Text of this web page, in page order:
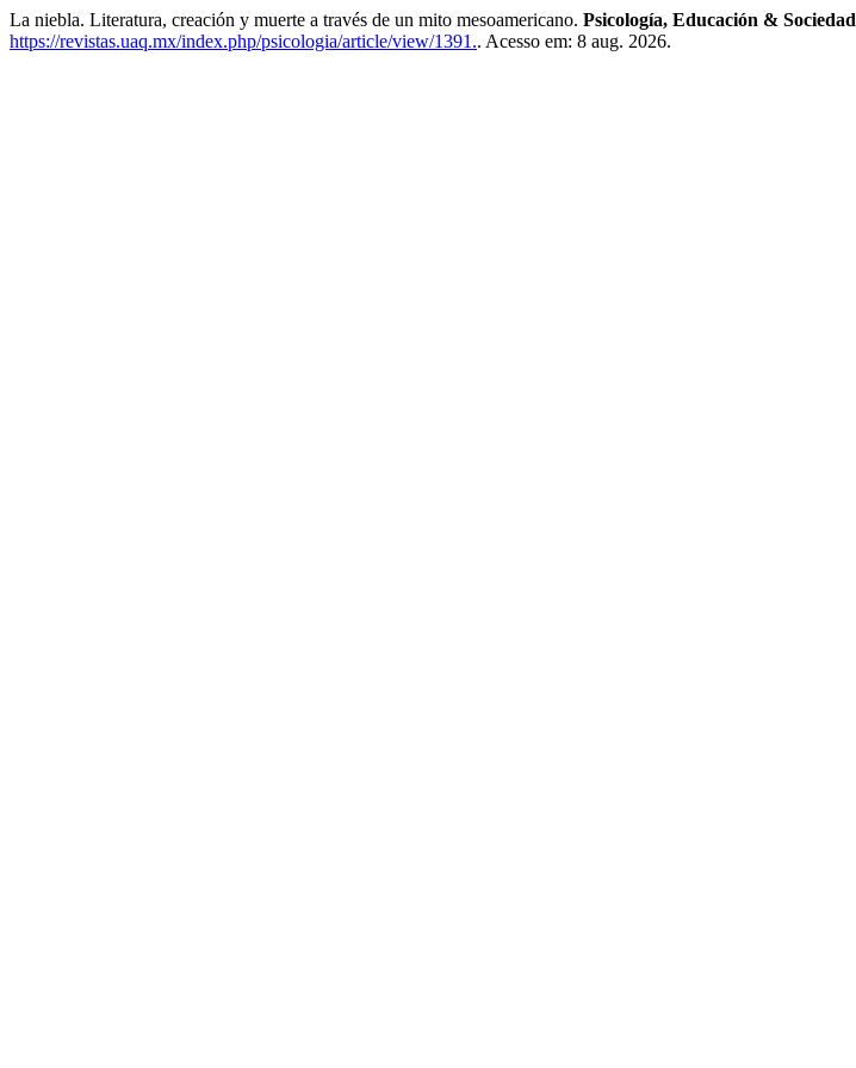
La niebla. Literatura, creación y muerte a través de un mito mesoamericano. Psicología, Educación & Sociedad
https://revistas.uaq.mx/index.php/psicologia/article/view/1391.. Acesso em: 8 aug. 2026.